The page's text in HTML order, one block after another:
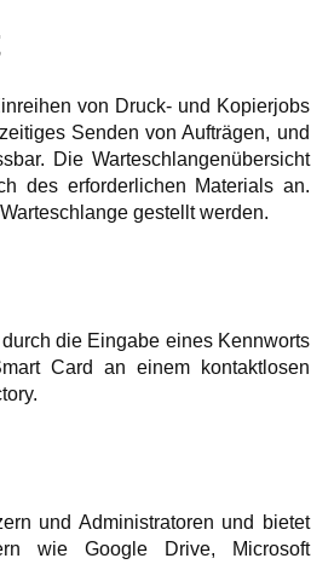
von Druck- und Kopierjobs
Senden von Aufträgen, und
Die Warteschlangenübersicht
des erforderlichen Materials an.
gestellt werden.
die Eingabe eines Kennworts
Card an einem kontaktlosen
und Administratoren und bietet
wie Google Drive, Microsoft